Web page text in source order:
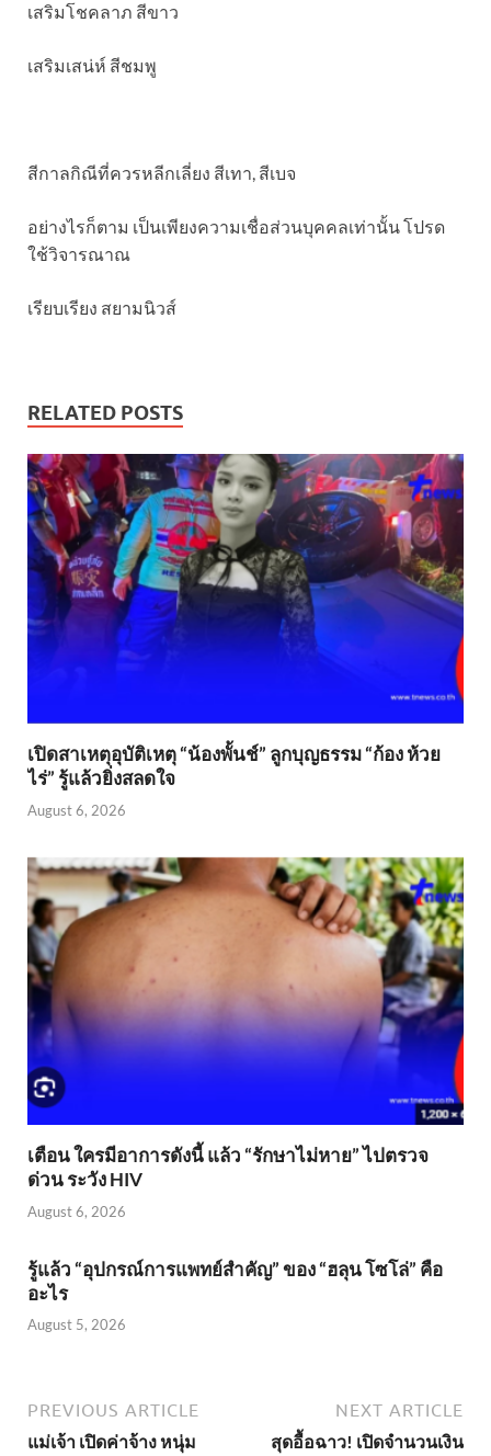
เสริมโชคลาภ สีขาว
เสริมเสน่ห์ สีชมพู
สีกาลกิณีที่ควรหลีกเลี่ยง สีเทา, สีเบจ
อย่างไรก็ตาม เป็นเพียงความเชื่อส่วนบุคคลเท่านั้น โปรด
ใช้วิจารณาณ
เรียบเรียง สยามนิวส์
RELATED POSTS
เปิดสาเหตุอุบัติเหตุ “น้องพั้นช์” ลูกบุญธรรม “ก้อง ห้วย
ไร่” รู้แล้วยิ่งสลดใจ
August 6, 2026
เตือน ใครมีอาการดังนี้ แล้ว “รักษาไม่หาย” ไปตรวจ
ด่วน ระวัง HIV
August 6, 2026
รู้แล้ว “อุปกรณ์การแพทย์สำคัญ” ของ “ฮลุน โซโล่” คือ
อะไร
August 5, 2026
PREVIOUS ARTICLE
แม่เจ้า เปิดค่าจ้าง หนุ่ม
NEXT ARTICLE
สุดอื้อฉาว! เปิดจำนวนเงิน